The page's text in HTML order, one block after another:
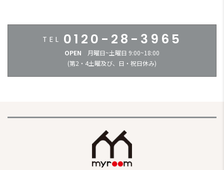
0120-28-3965
OPEN
月曜日~土曜日 9:00~18:00
(第2・4土曜及び、日・祝日休み)